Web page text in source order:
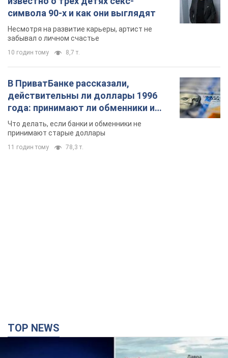
символа 90-х и как они выглядят
Несмотря на развитие карьеры, артист не
забывал о личном счастье
10 годин тому 8,7 т.
В ПриватБанке рассказали,
действительны ли доллары 1996
года: принимают ли обменники и
банки такие купюры
Что делать, если банки и обменники не
принимают старые доллары
11 годин тому 78,3 т.
TOP NEWS